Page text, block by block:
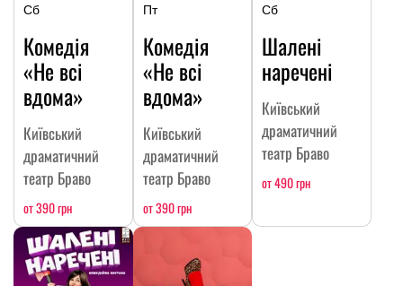
Сб
Комедія
«Не всі
вдома»
Київський
драматичний
театр Браво
от 390 грн
Пт
Комедія
«Не всі
вдома»
Київський
драматичний
театр Браво
от 390 грн
Сб
Шалені
наречені
Київський
драматичний
театр Браво
от 490 грн